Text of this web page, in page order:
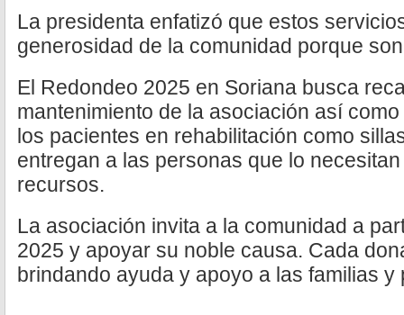
La presidenta enfatizó que estos
generosidad de la comunidad porque
El Redondeo 2025 en Soriana busca
mantenimiento de la asociación así
los pacientes en rehabilitación como
entregan a las personas que lo
recursos.
La asociación invita a la comunidad a
2025 y apoyar su noble causa. Cada
brindando ayuda y apoyo a las familias